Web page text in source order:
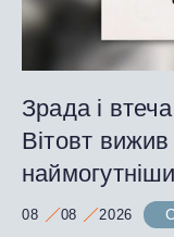
Зрада і
Вітовт вижив
08 08 2026